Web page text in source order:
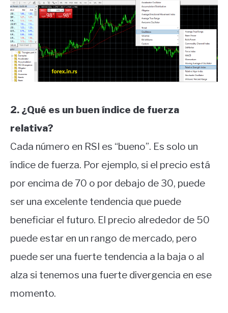
2. ¿Qué es un buen índice de fuerza
relativa?
Cada número en RSI es “bueno”. Es solo un
índice de fuerza. Por ejemplo, si el precio está
por encima de 70 o por debajo de 30, puede
ser una excelente tendencia que puede
beneficiar el futuro. El precio alrededor de 50
puede estar en un rango de mercado, pero
puede ser una fuerte tendencia a la baja o al
alza si tenemos una fuerte divergencia en ese
momento.